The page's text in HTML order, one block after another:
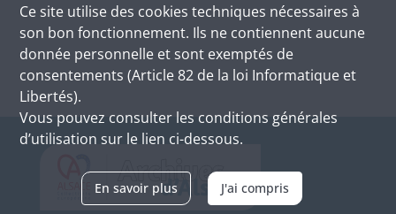
Ce site utilise des cookies techniques nécessaires à
son bon fonctionnement. Ils ne contiennent aucune
donnée personnelle et sont exemptés de
consentements (Article 82 de la loi Informatique et
Libertés).
Vous pouvez consulter les conditions générales
d’utilisation sur le lien ci-dessous.
En savoir plus J'ai compris